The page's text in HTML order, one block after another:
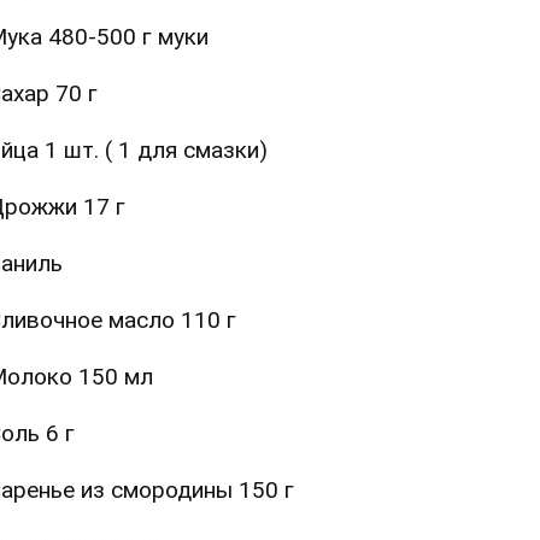
480-500 г муки
70 г
1 шт. ( 1 для смазки)
17 г
масло 110 г
150 мл
6 г
из смородины 150 г